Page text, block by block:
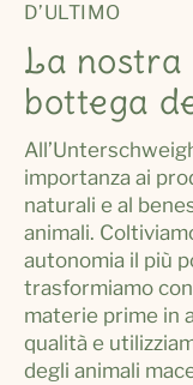
D’ULTIMO
La nostra
bottega
importanza ai
naturali e al
animali.
autonomia il più
trasformiamo
materie prime in
qualità e
degli animali